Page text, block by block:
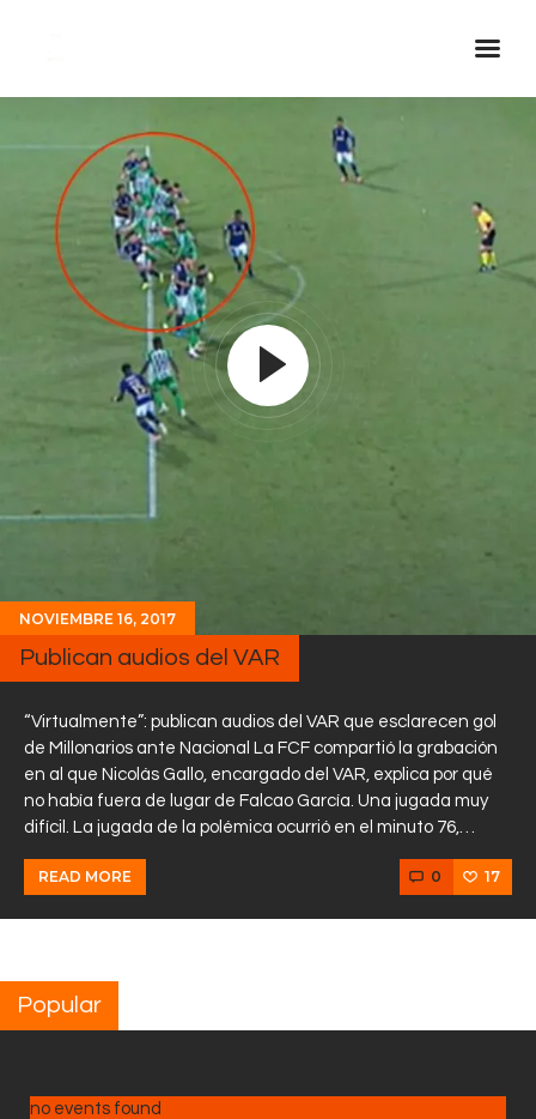
Inicio Real FM
Streaming
En Vivo
Descarga La APP
Programas
Noticias
Equipo
Sobre Nosotros
Contactos
NOVIEMBRE 16, 2017
Publican audios del VAR
“Virtualmente”: publican audios del VAR que esclarecen gol
de Millonarios ante Nacional La FCF compartió la grabación
en al que Nicolás Gallo, encargado del VAR, explica por qué
no había fuera de lugar de Falcao García. Una jugada muy
difícil. La jugada de la polémica ocurrió en el minuto 76,…
READ MORE 0 17
Popular
no events found